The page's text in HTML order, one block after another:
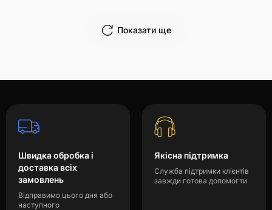
Показати ще
Швидка обробка і
доставка всіх
замовлень
Відправимо цього дня або
наступного
Якісна підтримка
Служба підтримки клієнтів
завжди готова допомогти